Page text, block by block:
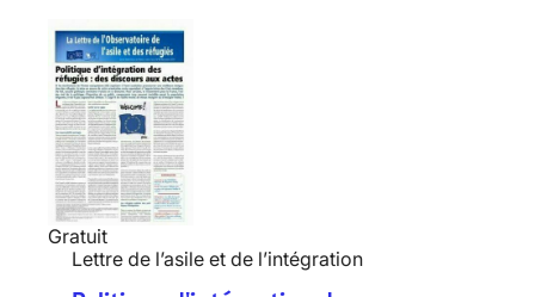
Gratuit
Lettre de l’asile et de l’intégration